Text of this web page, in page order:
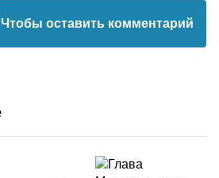
оставить комментарий